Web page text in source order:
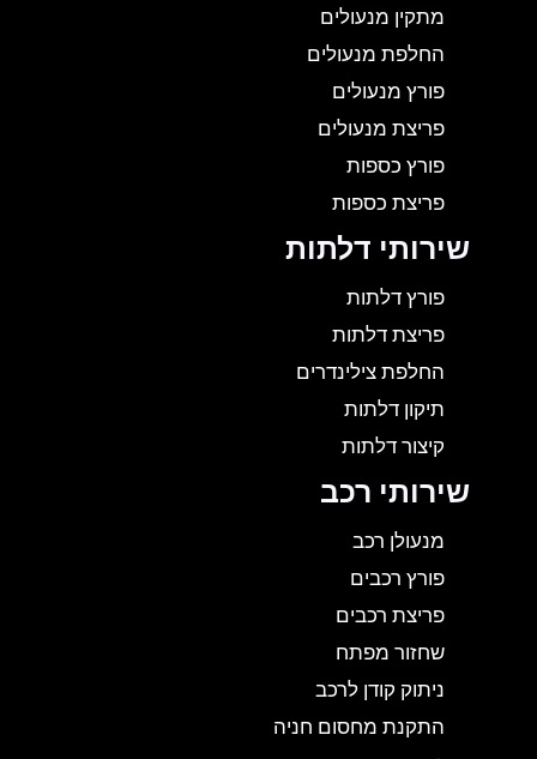
מתקין מנעולים
החלפת מנעולים
פורץ מנעולים
פריצת מנעולים
פורץ כספות
פריצת כספות
שירותי דלתות
פורץ דלתות
פריצת דלתות
החלפת צילינדרים
תיקון דלתות
קיצור דלתות
שירותי רכב
מנעולן רכב
פורץ רכבים
פריצת רכבים
שחזור מפתח
ניתוק קודן לרכב
התקנת מחסום חניה